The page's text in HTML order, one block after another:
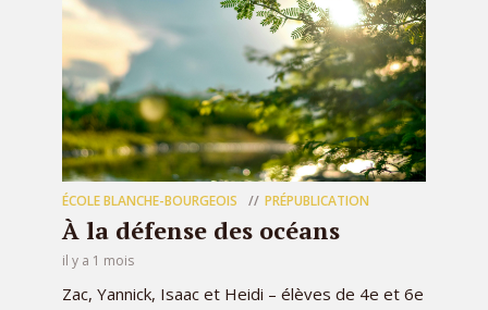
ÉCOLE BLANCHE-BOURGEOIS PRÉPUBLICATION
À la défense des océans
il y a 1 mois
Zac, Yannick, Isaac et Heidi – élèves de 4e et 6e